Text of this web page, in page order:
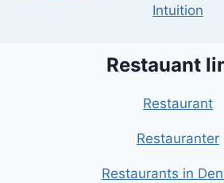
Intuition
Restauant
Restaurant
Restauranter
Restaurants in